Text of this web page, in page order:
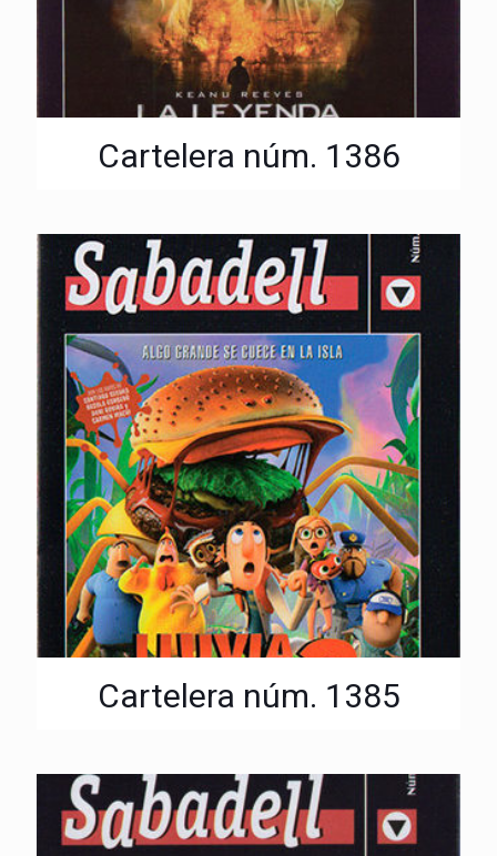
Cartelera núm. 1386
Cartelera núm. 1385